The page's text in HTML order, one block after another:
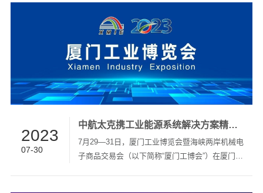
的飞速发展,医疗设备正在不断更新,一些“高、
精、尖”设备越来越多地应用于临床。特别是一些
高新设备,它们都是按照国际标准电网环境指标设
计的,这些设备在标准电网范围内使用都能正常工
作,且故障少、寿命长。但一些地区目前公共电力
系统存在着许多不稳定的因素,严重影响医疗设备
的安...
2023
07-30
中航太克携工业能源系统解决方案精彩亮相厦门工博会！
7月29—31日，厦门工业博览会暨海峡两岸机械电
子商品交易会（以下简称“厦门工博会”）在厦门国